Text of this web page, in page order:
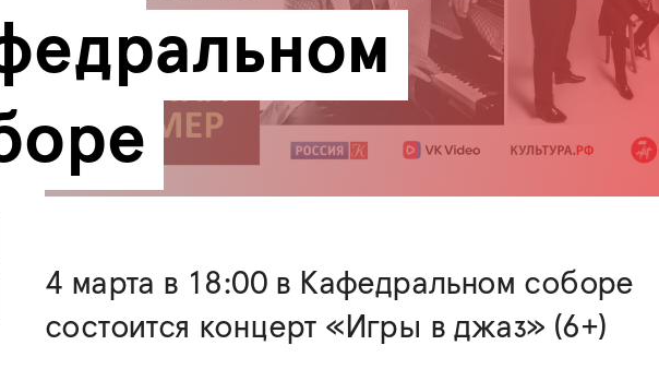
4 марта в 18:00 в Кафедральном соборе
состоится концерт «Игры в джаз» (6+)